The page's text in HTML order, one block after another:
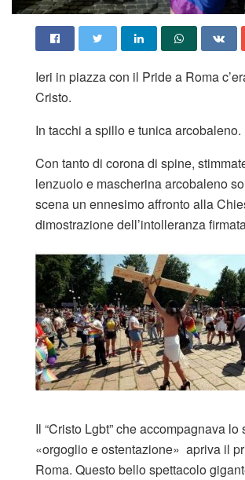
Ieri in piazza con il Pride a Roma
Cristo.
In tacchi a spillo e tunica arcobaleno.
Con tanto di corona di spine,
lenzuolo e mascherina arcobaleno
scena un ennesimo affronto alla
dimostrazione dell’intolleranza
Il “Cristo Lgbt” che accompagnava lo
«orgoglio e ostentazione» apriva il
Roma. Questo bello spettacolo